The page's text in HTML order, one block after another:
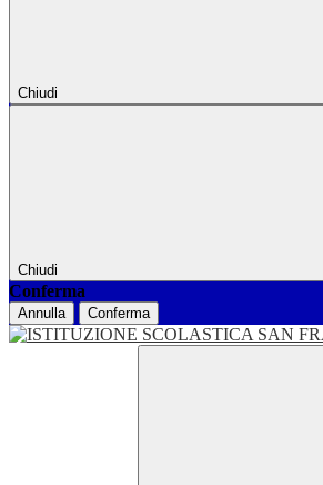
Chiudi
Chiudi
Conferma
Annulla Conferma